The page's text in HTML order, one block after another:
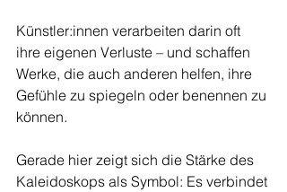
Künstler:innen verarbeiten darin oft
ihre eigenen Verluste – und schaffen
Werke, die auch anderen helfen, ihre
Gefühle zu spiegeln oder benennen zu
können.
Gerade hier zeigt sich die Stärke des
Kaleidoskops als Symbol: Es verbindet